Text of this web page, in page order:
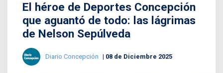
El héroe de Deportes Concepción
que aguantó de todo: las lágrimas
de Nelson Sepúlveda
Diario Concepción 08 de Diciembre 2025